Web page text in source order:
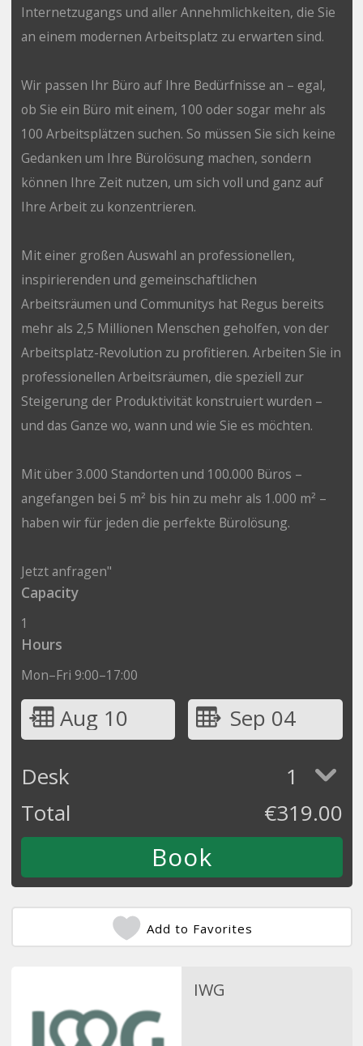
Internetzugangs und aller Annehmlichkeiten, die Sie
an einem modernen Arbeitsplatz zu erwarten sind.
Wir passen Ihr Büro auf Ihre Bedürfnisse an – egal,
ob Sie ein Büro mit einem, 100 oder sogar mehr als
100 Arbeitsplätzen suchen. So müssen Sie sich keine
Gedanken um Ihre Bürolösung machen, sondern
können Ihre Zeit nutzen, um sich voll und ganz auf
Ihre Arbeit zu konzentrieren.
Mit einer großen Auswahl an professionellen,
inspirierenden und gemeinschaftlichen
Arbeitsräumen und Communitys hat Regus bereits
mehr als 2,5 Millionen Menschen geholfen, von der
Arbeitsplatz-Revolution zu profitieren. Arbeiten Sie in
professionellen Arbeitsräumen, die speziell zur
Steigerung der Produktivität konstruiert wurden –
und das Ganze wo, wann und wie Sie es möchten.
Mit über 3.000 Standorten und 100.000 Büros –
angefangen bei 5 m² bis hin zu mehr als 1.000 m² –
haben wir für jeden die perfekte Bürolösung.
Jetzt anfragen"
Capacity
1
Hours
Mon–Fri 9:00–17:00
Aug 10
Sep 04
Desk
1
Total
€319.00
Add to Favorites
IWG